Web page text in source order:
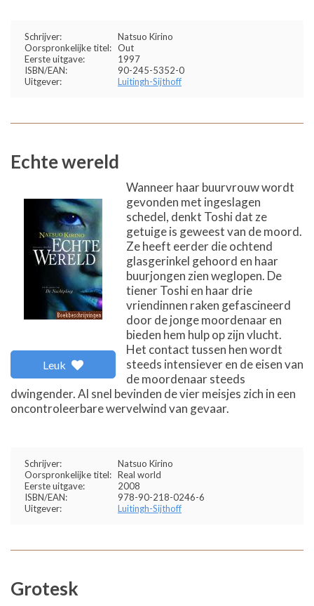
Schrijver:
Natsuo Kirino
Oorspronkelijke titel: Out
Eerste uitgave:
1997
ISBN/EAN:
90-245-5352-0
Uitgever:
Luitingh-Sijthoff
Echte wereld
Leuk
Wanneer haar buurvrouw wordt
gevonden met ingeslagen
schedel, denkt Toshi dat ze
getuige is geweest van de moord.
Ze heeft eerder die ochtend
glasgerinkel gehoord en haar
buurjongen zien weglopen. De
tiener Toshi en haar drie
vriendinnen raken gefascineerd
door de jonge moordenaar en
bieden hem hulp op zijn vlucht.
Het contact tussen hen wordt
steeds intensiever en de eisen van
de moordenaar steeds
dwingender. Al snel bevinden de vier meisjes zich in een
oncontroleerbare wervelwind van gevaar.
Schrijver:
Natsuo Kirino
Oorspronkelijke titel: Real world
Eerste uitgave:
2008
ISBN/EAN:
978-90-218-0246-6
Uitgever:
Luitingh-Sijthoff
Grotesk